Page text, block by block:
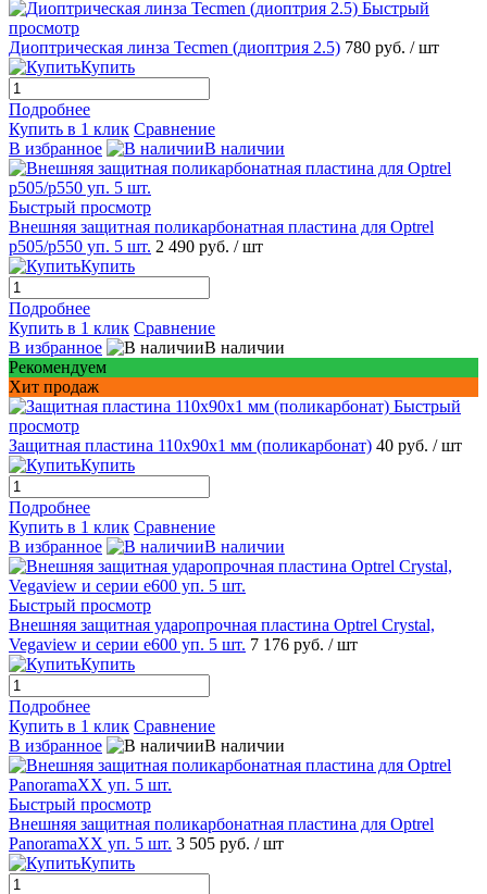
Быстрый
просмотр
Диоптрическая линза Tecmen (диоптрия 2.5) 780 руб. / шт
Купить
Подробнее
Купить в 1 клик Сравнение
В избранное
В наличии
Быстрый просмотр
Внешняя защитная поликарбонатная пластина для Optrel
p505/p550 уп. 5 шт. 2 490 руб. / шт
Купить
Подробнее
Купить в 1 клик Сравнение
В избранное
В наличии
Рекомендуем
Хит продаж
Быстрый
просмотр
Защитная пластина 110х90x1 мм (поликарбонат) 40 руб. / шт
Купить
Подробнее
Купить в 1 клик Сравнение
В избранное
В наличии
Быстрый просмотр
Внешняя защитная ударопрочная пластина Optrel Crystal,
Vegaview и серии e600 уп. 5 шт. 7 176 руб. / шт
Купить
Подробнее
Купить в 1 клик Сравнение
В избранное
В наличии
Быстрый просмотр
Внешняя защитная поликарбонатная пластина для Optrel
PanoramaXX уп. 5 шт. 3 505 руб. / шт
Купить